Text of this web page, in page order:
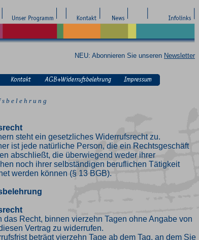
NEU: Abonnieren Sie unseren Newsletter
b e l e h r u n g
steht ein gesetzliches Widerrufsrecht zu.
ist jede natürliche Person, die ein Rechtsgeschäft
abschließt, die überwiegend weder ihrer
noch ihrer selbständigen beruflichen Tätigkeit
werden können (§ 13 BGB).
das Recht, binnen vierzehn Tagen ohne Angabe von
Vertrag zu widerrufen.
beträgt vierzehn Tage ab dem Tag, an dem Sie